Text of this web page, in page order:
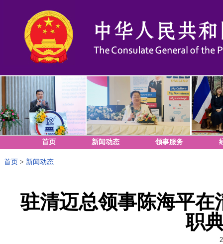
首页 新闻动态 领事服务
首页 > 新闻动态
驻清迈总领事陈海平在
职